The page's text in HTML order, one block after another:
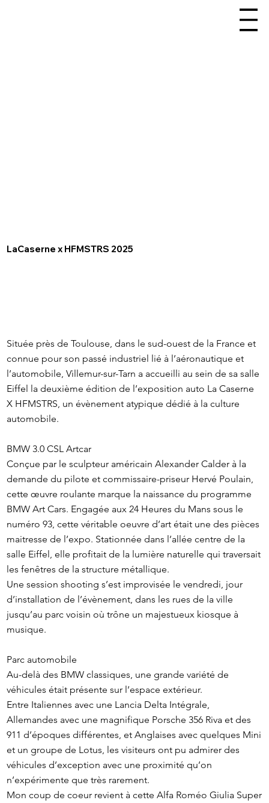
LaCaserne x HFMSTRS 2025
Située près de Toulouse, dans le sud-ouest de la France et
connue pour son passé industriel lié à l’aéronautique et
l’automobile, Villemur-sur-Tarn a accueilli au sein de sa salle
Eiffel la deuxième édition de l’exposition auto La Caserne
X HFMSTRS, un évènement atypique dédié à la culture
automobile.
BMW 3.0 CSL Artcar
Conçue par le sculpteur américain Alexander Calder à la
demande du pilote et commissaire-priseur Hervé Poulain,
cette œuvre roulante marque la naissance du programme
BMW Art Cars. Engagée aux 24 Heures du Mans sous le
numéro 93, cette véritable oeuvre d’art était une des pièces
maitresse de l’expo. Stationnée dans l’allée centre de la
salle Eiffel, elle profitait de la lumière naturelle qui traversait
les fenêtres de la structure métallique.
Une session shooting s’est improvisée le vendredi, jour
d’installation de l’évènement, dans les rues de la ville
jusqu’au parc voisin où trône un majestueux kiosque à
musique.
Parc automobile
Au-delà des BMW classiques, une grande variété de
véhicules était présente sur l’espace extérieur.
Entre Italiennes avec une Lancia Delta Intégrale,
Allemandes avec une magnifique Porsche 356 Riva et des
911 d’époques différentes, et Anglaises avec quelques Mini
et un groupe de Lotus, les visiteurs ont pu admirer des
véhicules d’exception avec une proximité qu’on
n’expérimente que très rarement.
Mon coup de coeur revient à cette Alfa Roméo Giulia Super